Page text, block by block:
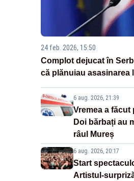
24 feb. 2026, 15:50
Complot dejucat în
că plănuiau asasinarea
6 aug. 2026, 21:39
Vremea a
Doi bărbați au
râul Mureș
6 aug. 2026, 20:17
Start
Artistul-